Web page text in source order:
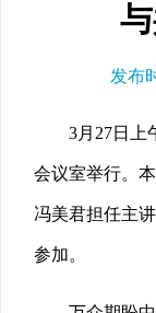
发布
3月27日上午
会议室举行。
冯美君担任主
参加。